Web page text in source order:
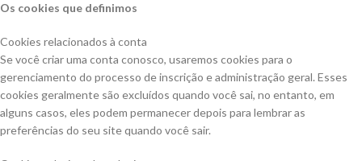
Os cookies que definimos
Cookies relacionados à conta
Se você criar uma conta conosco, usaremos cookies para o
gerenciamento do processo de inscrição e administração geral. Esses
cookies geralmente são excluídos quando você sai, no entanto, em
alguns casos, eles podem permanecer depois para lembrar as
preferências do seu site quando você sair.